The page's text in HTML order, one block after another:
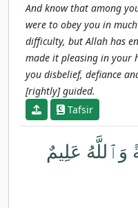
And know that among
were to obey you in
difficulty, but Allah has
made it pleasing in your
you disbelief, defiance
[rightly] guided.
Tafsir
وَٱللَّهُ عَلِيمٌ